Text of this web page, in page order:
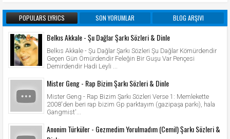
POPULARS LYRICS SON YORUMLAR BLOG ARŞIVI
Belkıs Akkale - Şu Dağlar Şarkı Sözleri & Dinle
Belkıs Akkale - Şu Dağlar Şarkı Sözleri Şu Dağlar Kömürdendir
Geçen Gün Ömürdendir Feleğin Bir Guşu Var Pençesi
Demirdendir Hadi Leyli ...
Mister Geng - Rap Bizim Şarkı Sözleri & Dinle
Mister Geng - Rap Bizim Şarkı Sözleri Verse 1: Memlekette
2008'den beri rap bizim Gp parktayım (gazipaşa parkı), hala
Gangmist'...
Anonim Türküler - Gezmedim Yorulmadım (Cemil) Şarkı Sözleri &